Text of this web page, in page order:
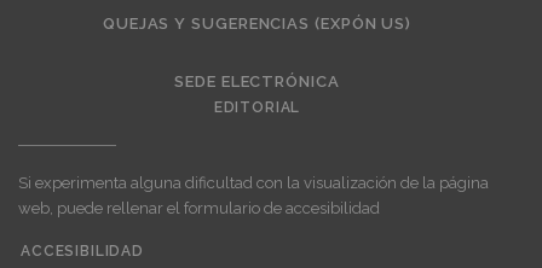
QUEJAS Y SUGERENCIAS (EXPÓN US)
SEDE ELECTRÓNICA
EDITORIAL
Si experimenta alguna dificultad con la visualización de la página
web, puede rellenar el formulario de accesibilidad
ACCESIBILIDAD